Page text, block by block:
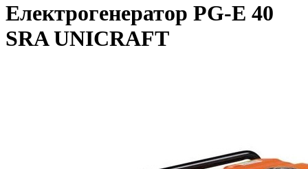
Електрогенератор PG-E 40
SRA UNICRAFT